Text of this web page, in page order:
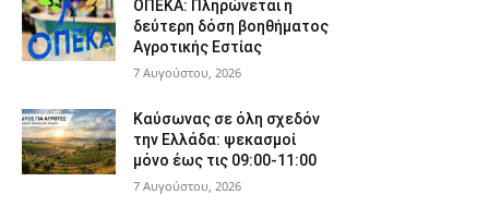
ΟΠΕΚΑ: Πληρώνεται η
δεύτερη δόση βοηθήματος
Αγροτικής Εστίας
7 Αυγούστου, 2026
Καύσωνας σε όλη σχεδόν
την Ελλάδα: ψεκασμοί
μόνο έως τις 09:00-11:00
7 Αυγούστου, 2026